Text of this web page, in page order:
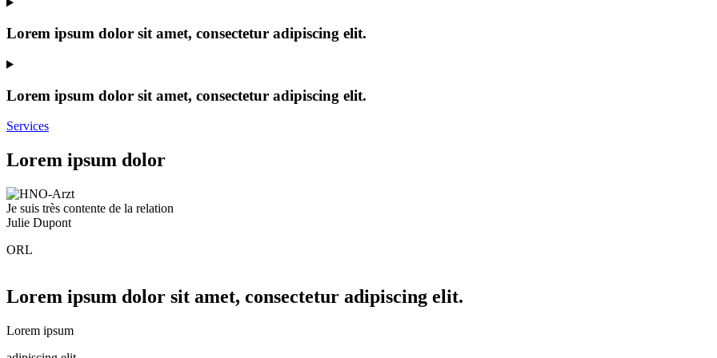
Lorem ipsum dolor sit amet, consectetur adipiscing elit.
Lorem ipsum dolor sit amet, consectetur adipiscing elit.
Services
Lorem ipsum dolor
Je suis très contente de la relation
Julie Dupont
ORL
Lorem ipsum dolor sit amet, consectetur adipiscing elit.
Lorem ipsum